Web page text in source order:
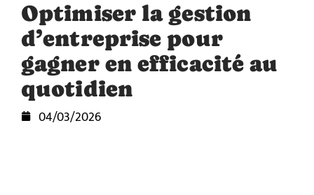
Optimiser la gestion
d’entreprise pour
gagner en efficacité au
quotidien
04/03/2026